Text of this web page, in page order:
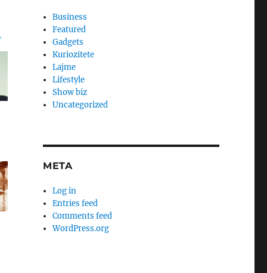
Business
Featured
Gadgets
Kuriozitete
Lajme
Lifestyle
Show biz
Uncategorized
META
Log in
Entries feed
Comments feed
WordPress.org